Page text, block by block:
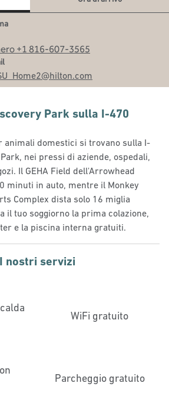
+1 816-607-3565
@hilton.com
Park sulla I-470
animali domestici si trovano sulla I-
nei pressi di aziende, ospedali,
Il GEHA Field dell'Arrowhead
minuti in auto, mentre il Monkey
Complex dista solo 16 miglia
il tuo soggiorno la prima colazione,
e la piscina interna gratuiti.
I nostri servizi
WiFi gratuito
Parcheggio gratuito